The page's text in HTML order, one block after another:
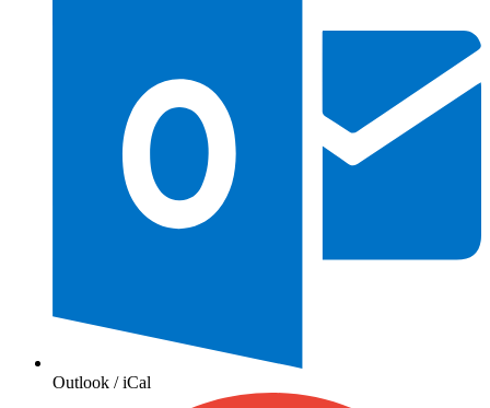
Outlook / iCal